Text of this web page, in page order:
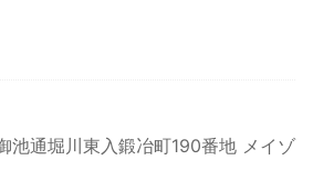
池通堀川東入鍛冶町190番地 メイゾ